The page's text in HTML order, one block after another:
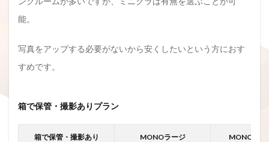
能。
写真をアップする必要がないから安くしたいという方におす
すめです。
箱で保管・撮影ありプラン
箱で保管・撮影あり MONOラージ MONOレギ